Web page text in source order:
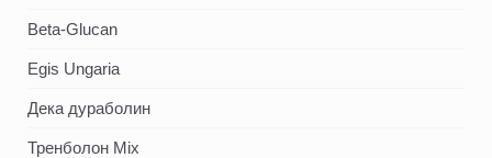
Beta-Glucan
Egis Ungaria
Дека дураболин
Тренболон Mix